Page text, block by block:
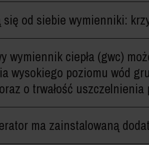
od siebie wymienniki:
wymiennik ciepła (gwc)
wysokiego poziomu wód
o trwałość uszczelnienia
ma zainstalowaną